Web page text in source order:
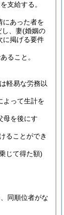
支給する。
にあった者を
し、妻(婚姻の
に掲げる要件
ること。
軽易な労務以
よって生計を
母を後にす
ることができ
じて得た額)
同順位者がな